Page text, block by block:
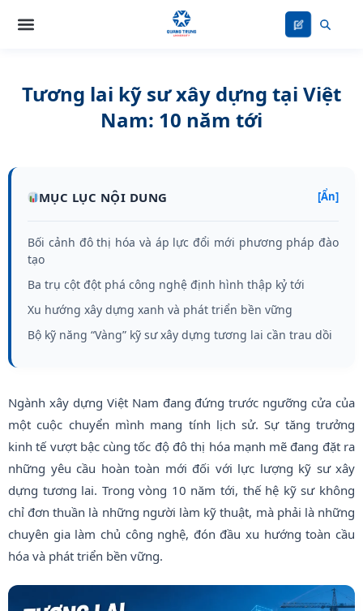
Tương lai kỹ sư xây dựng tại Việt
Nam: 10 năm tới
MỤC LỤC NỘI DUNG [Ẩn]
Bối cảnh đô thị hóa và áp lực đổi mới phương pháp đào
tạo
Ba trụ cột đột phá công nghệ định hình thập kỷ tới
Xu hướng xây dựng xanh và phát triển bền vững
Bộ kỹ năng “Vàng” kỹ sư xây dựng tương lai cần trau dồi
Ngành xây dựng Việt Nam đang đứng trước ngưỡng cửa của
một cuộc chuyển mình mang tính lịch sử. Sự tăng trưởng
kinh tế vượt bậc cùng tốc độ đô thị hóa mạnh mẽ đang đặt ra
những yêu cầu hoàn toàn mới đối với lực lượng kỹ sư xây
dựng tương lai. Trong vòng 10 năm tới, thế hệ kỹ sư không
chỉ đơn thuần là những người làm kỹ thuật, mà phải là những
chuyên gia làm chủ công nghệ, đón đầu xu hướng toàn cầu
hóa và phát triển bền vững.